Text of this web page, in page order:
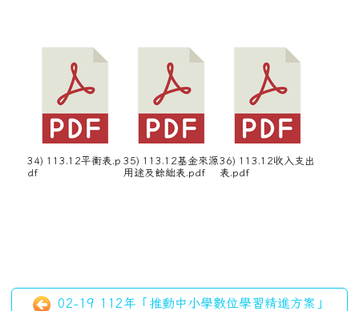
34) 113.12平衡表.p
df
35) 113.12基金來源
用途及餘絀表.pdf
36) 113.12收入支出
表.pdf
02-19 112年「推動中小學數位學習精進方案」